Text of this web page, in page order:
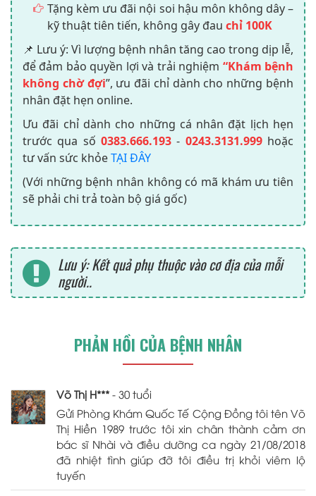
Tặng kèm ưu đãi nội soi hậu môn không dây –
kỹ thuật tiên tiến, không gây đau chỉ 100K
📌 Lưu ý: Vì lượng bệnh nhân tăng cao trong dịp lễ,
để đảm bảo quyền lợi và trải nghiệm “Khám bệnh
không chờ đợi”, ưu đãi chỉ dành cho những bệnh
nhân đặt hẹn online.
Ưu đãi chỉ dành cho những cá nhân đặt lịch hẹn
trước qua số 0383.666.193 - 0243.3131.999hoặc
tư vấn sức khỏeTẠI ĐÂY
(Với những bệnh nhân không có mã khám ưu tiên
sẽ phải chi trả toàn bộ giá gốc)
Lưu ý: Kết quả phụ thuộc vào cơ địa của mỗi
người..
PHẢN HỒI CỦA BỆNH NHÂN
Võ Thị H*** - 30 tuổi
Gửi Phòng Khám Quốc Tế Cộng Đồng tôi tên Võ
Thị Hiền 1989 trước tôi xin chân thành cảm ơn
bác sĩ Nhài và điều dưỡng ca ngày 21/08/2018
đã nhiệt tình giúp đỡ tôi điều trị khỏi viêm lộ
tuyến